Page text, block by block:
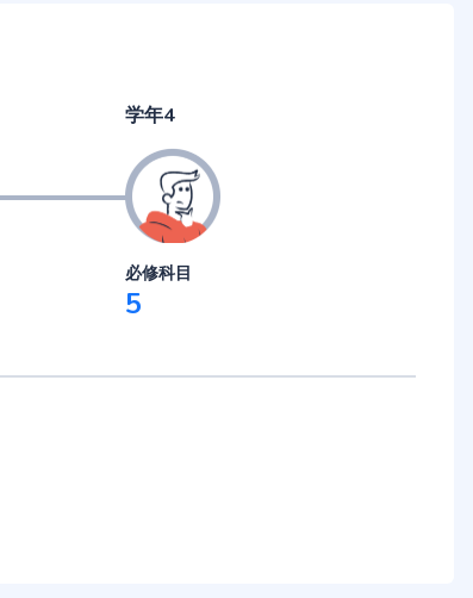
学年4
必修科目
5